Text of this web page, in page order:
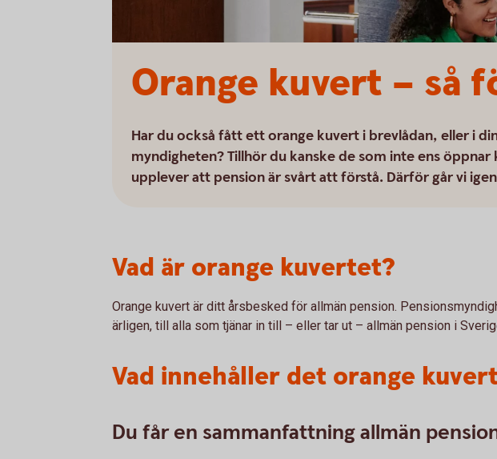
Orange kuvert – så
Har du också fått ett orange kuvert i brevlådan, eller i
myndigheten? Tillhör du kanske de som inte ens
upplever att pension är svårt att förstå. Därför går vi
Vad är orange kuvertet?
Orange kuvert är ditt årsbesked för allmän pension.
ärligen, till alla som tjänar in till – eller tar ut – allmän pension i
Vad innehåller det orange
Du får en sammanfattning allmän